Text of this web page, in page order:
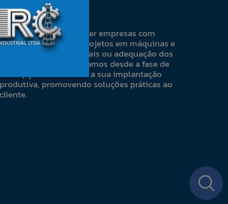
objetivo é atender empresas com
de projetos em máquinas e
industriais ou adequação dos
existentes, onde atuamos desde a fase de
da ideia até a sua implantação
promovendo soluções práticas ao